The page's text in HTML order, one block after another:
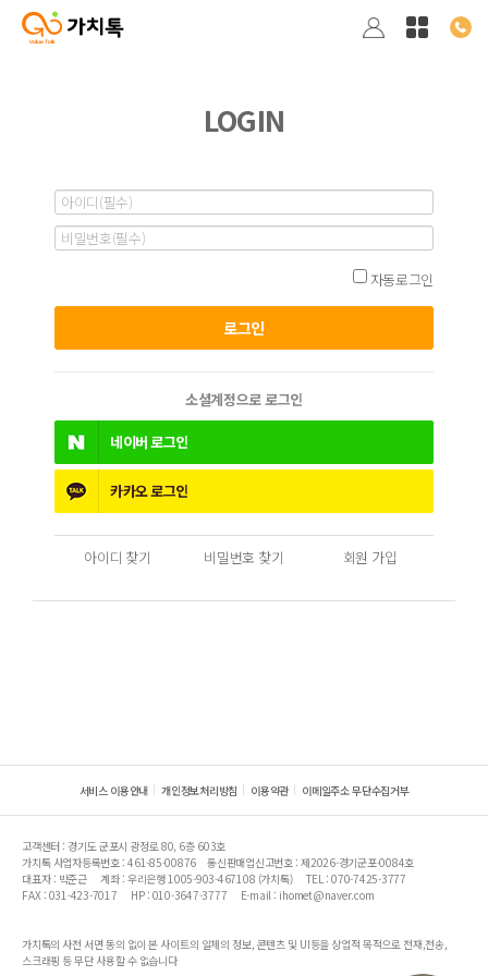
LOGIN
자동로그인
소셜계정으로 로그인
네이버로그인
카카오로그인
아이디 찾기 비밀번호 찾기 회원 가입
서비스 이용안내 개인정보처리방침 이용약관 이메일주소 무단수집거부
고객센터 : 경기도 군포시 광정로 80, 6층 603호
가치톡 사업자등록번호 : 461-85-00876
통신판매업신고번호 : 제2026-경기군포-0084호
대표자 : 박준근
계좌 : 우리은행 1005-903-467108 (가치톡)
TEL : 070-7425-3777
FAX : 031-423-7017
HP : 010-3647-3777 E-mail : ihomet@naver.com
가치톡의 사전 서면 동의 없이 본 사이트의 일체의 정보, 콘텐츠 및 UI등을 상업적 목적으로 전재,전송,
스크래핑 등 무단 사용할 수 없습니다